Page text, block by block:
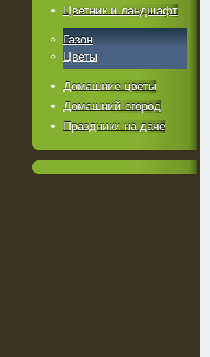
Цветник и ландшафт
Газон
Цветы
Домашние цветы
Домашний огород
Праздники на даче